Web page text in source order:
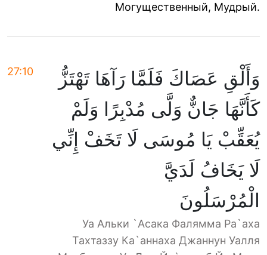
Могущественный, Мудрый.
27:10
وَأَلْقِ عَصَاكَ فَلَمَّا رَآهَا تَهْتَزُّ
كَأَنَّهَا جَانٌّ وَلَّى مُدْبِرًا وَلَمْ
يُعَقِّبْ يَا مُوسَى لَا تَخَفْ إِنِّي
لَا يَخَافُ لَدَيَّ
الْمُرْسَلُونَ
Уа Альки `Асака Фалямма Ра`аха
Тахтаззу Ка`аннаха Джаннун Уалля